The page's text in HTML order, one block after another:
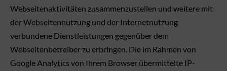
Webseitenaktivitäten zusammenzustellen und weitere mit
der Webseitennutzung und der Internetnutzung
verbundene Dienstleistungen gegenüber dem
Webseitenbetreiber zu erbringen. Die im Rahmen von
Google Analytics von Ihrem Browser übermittelte IP-